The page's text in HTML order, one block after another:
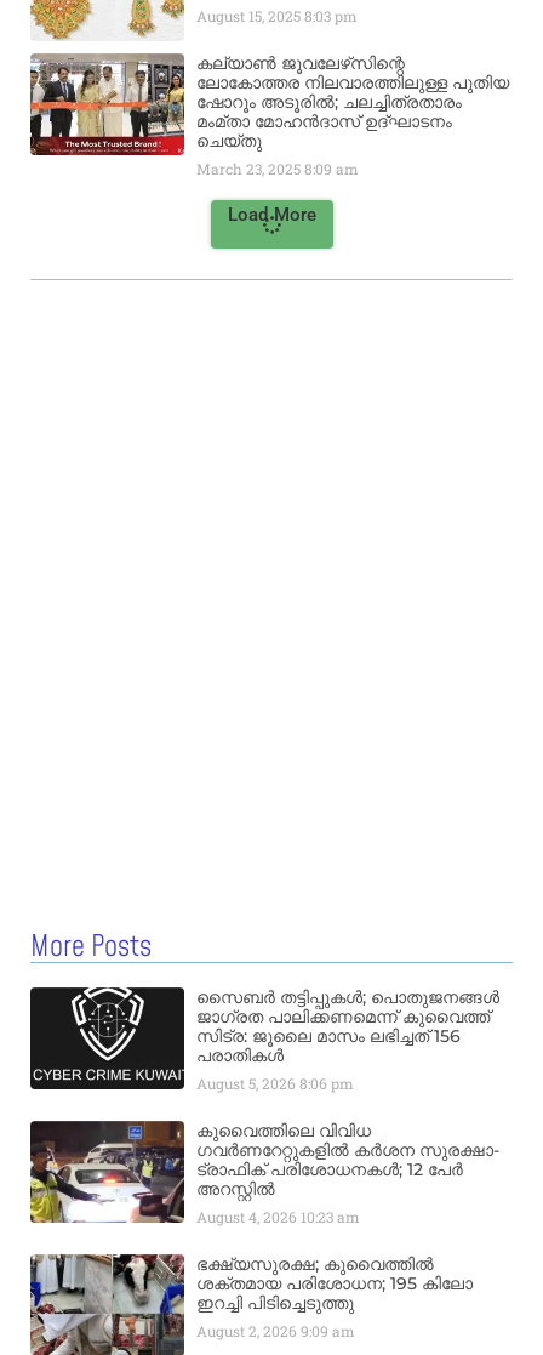
August 15, 20258:03 pm
കല്യാൺ ജൂവലേഴ്‌സിന്റെ
ലോകോത്തര നിലവാരത്തിലുള്ള പുതിയ
ഷോറൂം അടൂരിൽ; ചലച്ചിത്രതാരം
മംമ്താ മോഹൻദാസ് ഉദ്ഘാടനം
ചെയ്‌തു
March 23, 20258:09 am
Load More
More Posts
സൈബർ തട്ടിപ്പുകൾ; പൊതുജനങ്ങൾ
ജാഗ്രത പാലിക്കണമെന്ന് കുവൈത്ത്
സിട്ര: ജൂലൈ മാസം ലഭിച്ചത് 156
പരാതികൾ
August 5, 20268:06 pm
കുവൈത്തിലെ വിവിധ
ഗവർണറേറ്റുകളിൽ കർശന സുരക്ഷാ-
ട്രാഫിക് പരിശോധനകൾ; 12 പേർ
അറസ്റ്റിൽ
August 4, 2026 10:23 am
ഭക്ഷ്യസുരക്ഷ; കുവൈത്തിൽ
ശക്തമായ പരിശോധന; 195 കിലോ
ഇറച്ചി പിടിച്ചെടുത്തു
August 2, 20269:09 am